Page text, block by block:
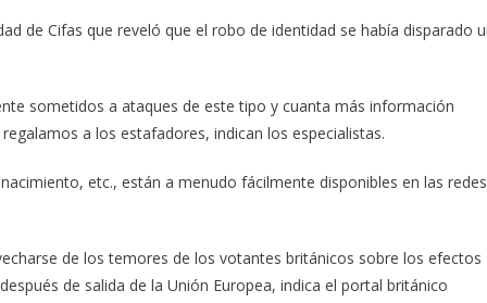
de Cifas que reveló que el robo de identidad se había disparado
sometidos a ataques de este tipo y cuanta más información
a los estafadores, indican los especialistas.
etc., están a menudo fácilmente disponibles en las redes
de los temores de los votantes británicos sobre los efectos
de salida de la Unión Europea, indica el portal británico